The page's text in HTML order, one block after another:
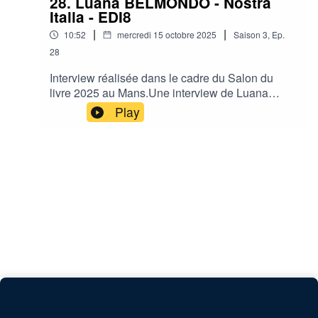
Italia - EDI8
10:52 | mercredi 15 octobre 2025 | Saison 3, Ep.
28
Interview réalisée dans le cadre du Salon du
livre 2025 au Mans.Une interview de Luana
BELMONDO pour *Nostra Italia* chez EDI8 par
Patrice Dolo de Ornithorynque.Plateau en direct
Play